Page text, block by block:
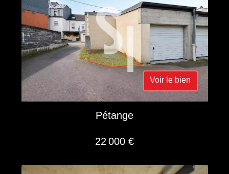
Voir le bien
Pétange
22 000 €